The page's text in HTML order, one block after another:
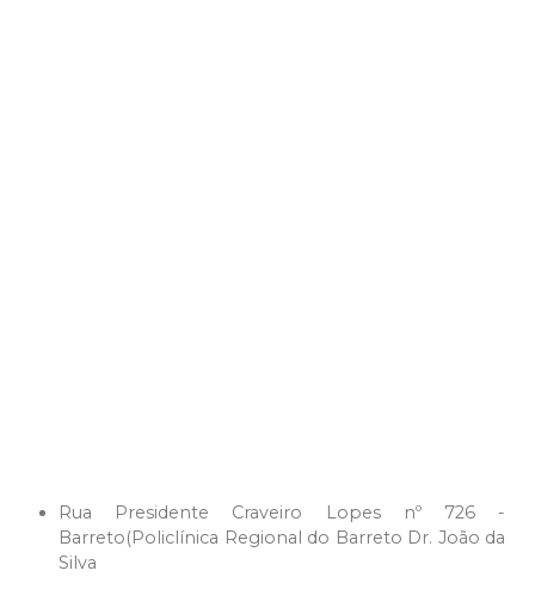
Rua Presidente Craveiro Lopes nº 726 -
Barreto(Policlínica Regional do Barreto Dr. João da
Silva